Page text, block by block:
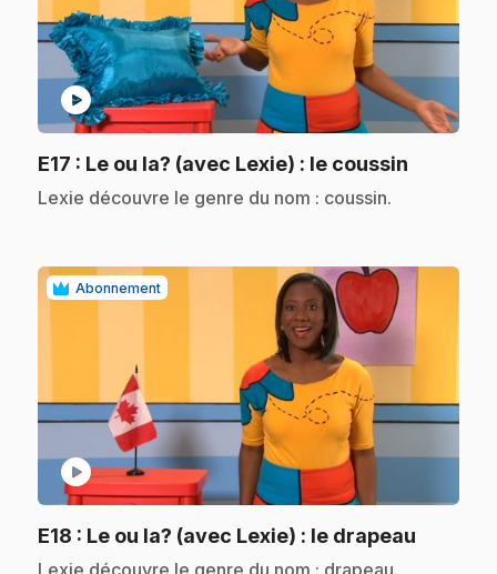
play_circle
E17 : Le ou la? (avec Lexie) : le coussin
.Lexie découvre le genre du nom : coussin.
Abonnement
play_circle
E18 : Le ou la? (avec Lexie) : le drapeau
.Lexie découvre le genre du nom : drapeau.